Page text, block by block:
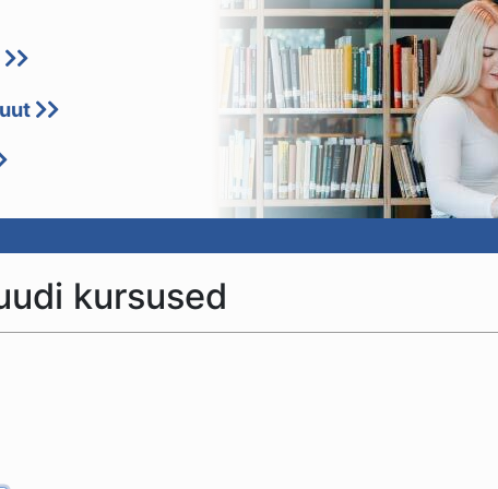
kursused